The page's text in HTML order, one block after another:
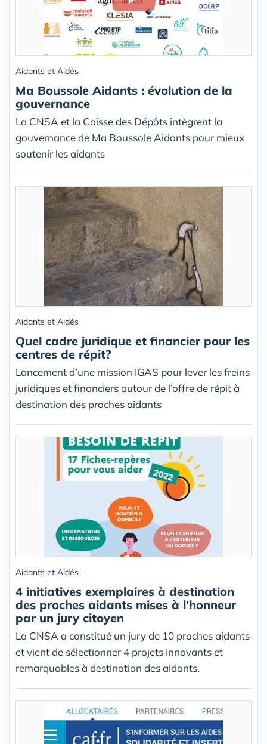
Aidants et Aidés
Ma Boussole Aidants : évolution de la
gouvernance
La CNSA et la Caisse des Dépôts intègrent la
gouvernance de Ma Boussole Aidants pour mieux
soutenir les aidants
Aidants et Aidés
Quel cadre juridique et financier pour les
centres de répit?
Lancement d’une mission IGAS pour lever les freins
juridiques et financiers autour de l’offre de répit à
destination des proches aidants
Aidants et Aidés
4 initiatives exemplaires à destination
des proches aidants mises à l'honneur
par un jury citoyen
La CNSA a constitué un jury de 10 proches aidants
et vient de sélectionner 4 projets innovants et
remarquables à destination des aidants.